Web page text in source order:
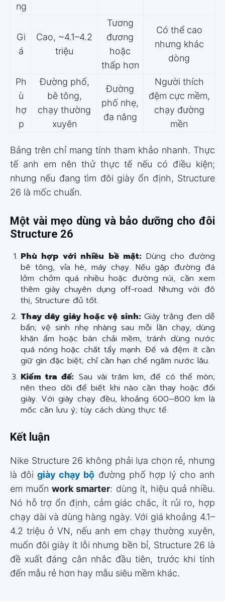
ng
Gi
á
Cao, ~4.1–4.2
triệu
Tương
đương
hoặc
thấp hơn
Có thể cao
nhưng khác
dòng
Ph
ù
hợ
p
Đường phố,
bê tông,
chạy thường
xuyên
Đường
phố nhẹ,
đa năng
Người thích
đệm cực mềm,
chạy đường
mền
Bảng trên chỉ mang tính tham khảo nhanh. Thực
tế anh em nên thử thực tế nếu có điều kiện;
nhưng nếu đang tìm đôi giày ổn định, Structure
26 là mốc chuẩn.
Một vài mẹo dùng và bảo dưỡng cho đôi
Structure 26
Phù hợp với nhiều bề mặt:Dùng cho đường
bê tông, vỉa hè, máy chạy. Nếu gặp đường đá
lởm chởm quá nhiều hoặc đường núi, cần xem
thêm giày chuyên dụng off-road. Nhưng với đô
thị, Structure đủ tốt.
Thay dây giày hoặc vệ sinh:Giày trắng đen dễ
bẩn; vệ sinh nhẹ nhàng sau mỗi lần chạy, dùng
khăn ẩm hoặc bàn chải mềm, tránh dùng nước
quá nóng hoặc chất tẩy mạnh. Đế và đệm ít cần
giữ gìn đặc biệt; chỉ cần hạn chế ngâm nước lâu.
Kiểm tra đế: Sau vài trăm km, đế có thể mòn;
nên theo dõi để biết khi nào cần thay hoặc đổi
giày. Với giày chạy đều, khoảng 600–800 km là
mốc cần lưu ý; tùy cách dùng thực tế.
Kết luận
Nike Structure 26 không phải lựa chọn rẻ, nhưng
là đôigiày chạy bộ đường phố hợp lý cho anh
em muốnwork smarter: dùng ít, hiệu quả nhiều.
Nó hỗ trợ ổn định, cảm giác chắc, ít rủi ro, hợp
chạy dài và dùng hàng ngày. Với giá khoảng 4.1–
4.2 triệu ở VN, nếu anh em chạy thường xuyên,
muốn đôi giày ít lỗi nhưng bền bỉ, Structure 26 là
đề xuất đáng cân nhắc đầu tiên, trước khi tính
đến mẫu rẻ hơn hay mẫu siêu mềm khác.